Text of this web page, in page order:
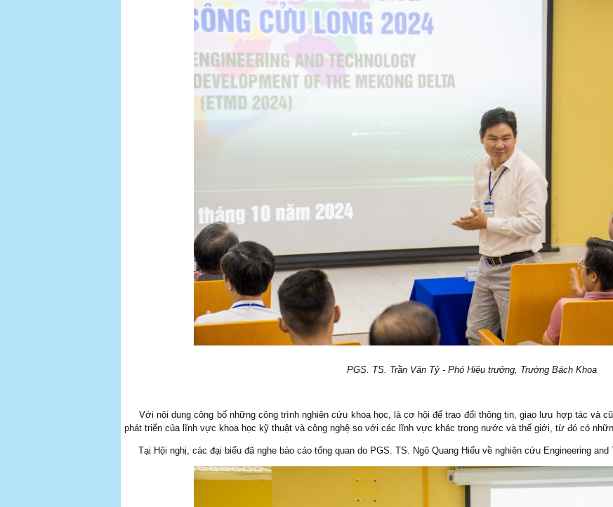
PGS. TS. Trần Văn Tỷ - Phó Hiệu trưởng, Trường Bách Khoa
Với nội dung công bố những công trình nghiên cứu khoa học, là cơ hội để trao đổi thông tin, giao lưu hợp tác và
phát triển của lĩnh vực khoa học kỹ thuật và công nghệ so với các lĩnh vực khác trong nước và thế giới, từ đó có
Tại Hội nghị, các đại biểu đã nghe báo cáo tổng quan do PGS. TS. Ngô Quang Hiếu về nghiên cứu Engineering and